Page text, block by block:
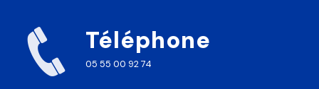
Téléphone
05 55 00 92 74